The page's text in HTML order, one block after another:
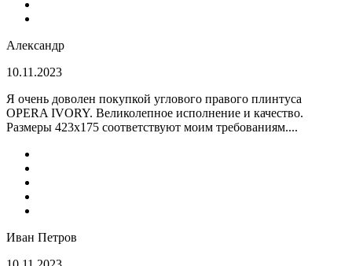
Александр
10.11.2023
Я очень доволен покупкой углового правого плинтуса
OPERA IVORY. Великолепное исполнение и качество.
Размеры 423х175 соответствуют моим требованиям....
Иван Петров